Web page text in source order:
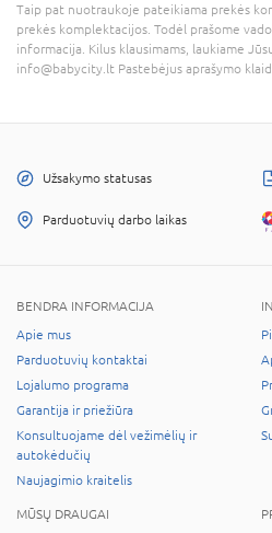
Taip pat nuotraukoje pateikiama prekės
prekės komplektacijos. Todėl prašome
informacija. Kilus klausimams, laukiame
info@babycity.lt Pastebėjus aprašymo
Užsakymo statusas
Parduotuvių darbo laikas
BENDRA INFORMACIJA
Apie mus
Parduotuvių kontaktai
Lojalumo programa
Garantija ir priežiūra
Konsultuojame dėl vežimėlių ir
autokėdučių
Naujagimio kraitelis
MŪSŲ DRAUGAI